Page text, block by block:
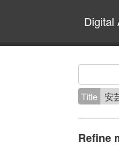
Digital
Title 安
Refine